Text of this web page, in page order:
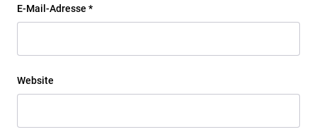
E-Mail-Adresse *
Website